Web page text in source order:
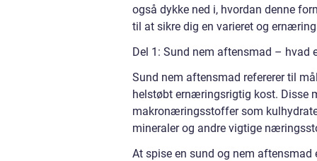
også dykke ned i, hvordan denne
til at sikre dig en varieret og
Del 1: Sund nem aftensmad – hvad
Sund nem aftensmad refererer til
helstøbt ernæringsrigtig kost. Disse
makronæringsstoffer som
mineraler og andre vigtige
At spise en sund og nem